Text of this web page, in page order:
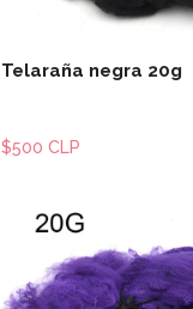
Telaraña negra 20g
$500 CLP